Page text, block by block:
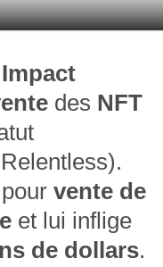
Impact
des NFT
vente de
et lui inflige
de dollars.